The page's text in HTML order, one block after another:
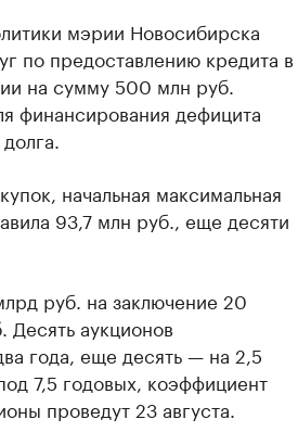
мэрии Новосибирска
по предоставлению кредита в
на сумму 500 млн руб.
финансирования дефицита
начальная максимальная
93,7 млн руб., еще десяти
руб. на заключение 20
аукционов
года, еще десять — на 2,5
7,5 годовых, коэффициент
проведут 23 августа.